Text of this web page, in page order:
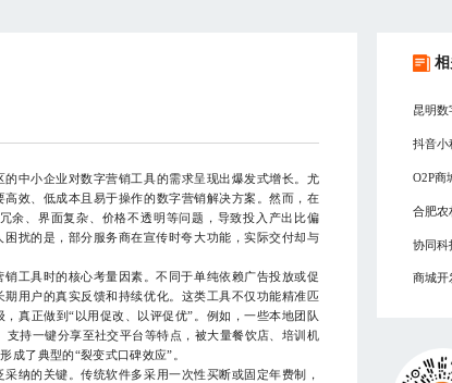
中小企业对数字营销工具的需求呈现出爆发式增长。尤
效、低成本且易于操作的数字营销解决方案。然而，在
余、界面复杂、价格不透明等问题，导致投入产出比偏
扰的是，部分服务商在宣传时夸大功能，实际交付却与
具时的核心考量因素。不同于单纯依赖广告投放或促
用户的真实反馈和持续优化。这类工具不仅功能精准匹
真正做到“以用促改、以评促优”。例如，一些本地团队
持一键分享至社交平台等特点，被大量餐饮店、培训机
成了典型的“裂变式口碑效应”。
的关键。传统软件多采用一次性买断或固定年费制，
昆明数
抖音小
O2P商
合肥农
协同科
商城开